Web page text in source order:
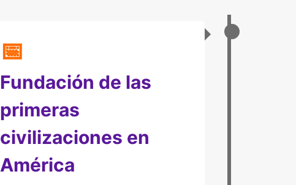
📅
Fundación de las
primeras
civilizaciones en
América